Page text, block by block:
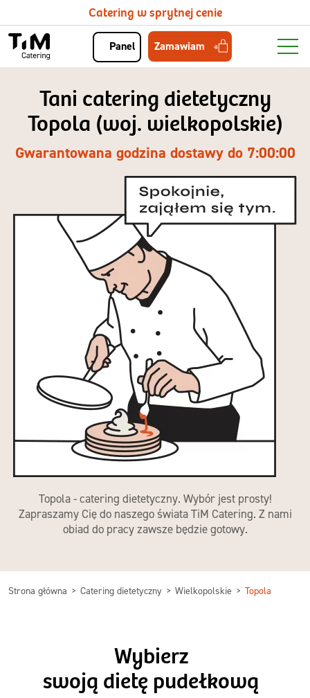
Catering w sprytnej cenie
Panel Zamawiam
Tani catering dietetyczny
Topola (woj. wielkopolskie)
Gwarantowana godzina dostawy do 7:00:00
Topola - catering dietetyczny. Wybór jest prosty!
Zapraszamy Cię do naszego świata TiM Catering. Z nami
obiad do pracy zawsze będzie gotowy.
Strona główna Catering dietetyczny Wielkopolskie Topola
Wybierz
swoją dietę pudełkową